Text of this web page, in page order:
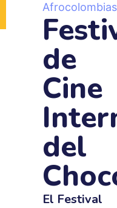
Afrocolombias
de
Cine
del
El Festival